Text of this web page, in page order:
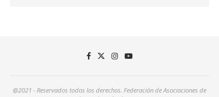
@2021 - Reservados todos los derechos. Federación de Asociaciones de